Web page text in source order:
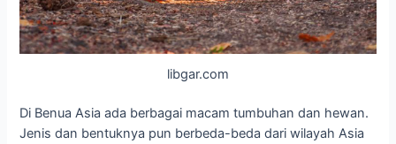
libgar.com
Di Benua Asia ada berbagai macam tumbuhan dan hewan.
Jenis dan bentuknya pun berbeda-beda dari wilayah Asia